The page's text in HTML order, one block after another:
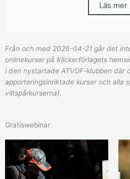
Läs mer
Från och med 2026-04-21 går det
onlinekurser på Klickerförlagets
i den nystartade ATVOF-klubben där
apporteringsinriktade kurser och alla
viltspårkurserna).
Gratiswebinar